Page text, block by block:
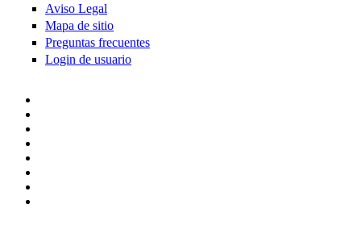
Aviso Legal
Mapa de sitio
Preguntas frecuentes
Login de usuario